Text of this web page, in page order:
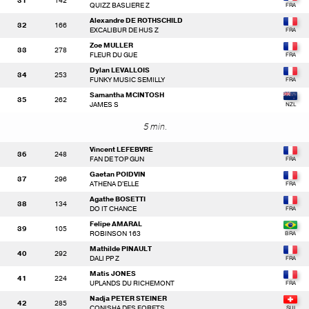
QUIZZ BASLIERE Z
32 166
Alexandre DE ROTHSCHILD
EXCALIBUR DE HUS Z
33 278
Zoe MULLER
FLEUR DU GUE
34 253
Dylan LEVALLOIS
FUNKY MUSIC SEMILLY
35 262
Samantha MCINTOSH
JAMES S
5 min.
36 248
Vincent LEFEBVRE
FAN DE TOP GUN
37 296
Gaetan POIDVIN
ATHENA D'ELLE
38 134
Agathe BOSETTI
DO IT CHANCE
39 105
Felipe AMARAL
ROBINSON 163
40 292
Mathilde PINAULT
DALI PP Z
41 224
Matis JONES
UPLANDS DU RICHEMONT
42 285
Nadja PETER STEINER